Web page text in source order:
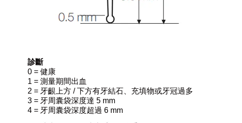
診斷
0 = 健康
1 = 測量期間出血
2 = 牙齦上方 / 下方有牙結石、充填物或牙冠過多
3 = 牙周囊袋深度達 5 mm
4 = 牙周囊袋深度超過 6 mm